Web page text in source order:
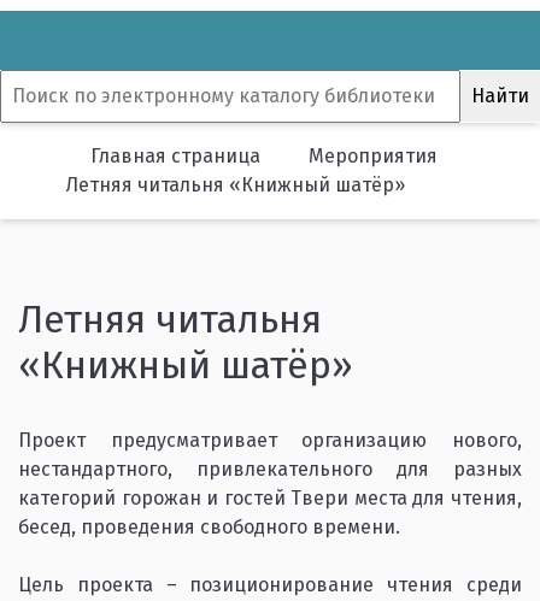
Главная страница
Мероприятия
Летняя читальня «Книжный шатёр»
Летняя читальня
«Книжный шатёр»
Проект предусматривает организацию нового,
нестандартного, привлекательного для разных
категорий горожан и гостей Твери места для чтения,
бесед, проведения свободного времени.
Цель проекта – позиционирование чтения среди